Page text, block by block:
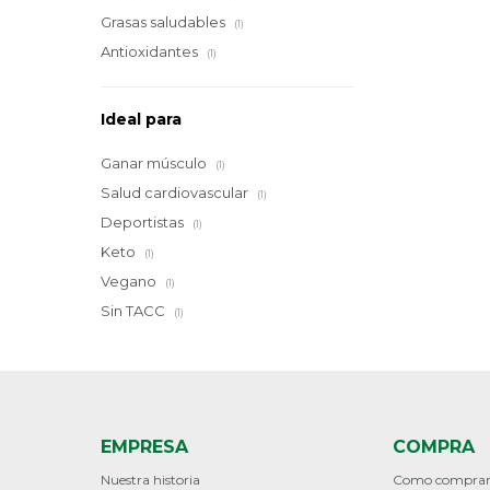
Grasas saludables (1)
Antioxidantes (1)
Ideal para
Ganar músculo (1)
Salud cardiovascular (1)
Deportistas (1)
Keto (1)
Vegano (1)
Sin TACC (1)
EMPRESA
Nuestra historia
COMPRA
Como comprar